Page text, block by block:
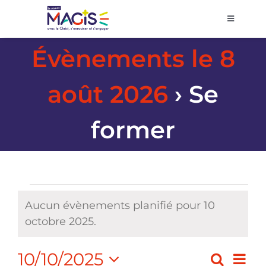
contenu
Toggle
Accueil
Volontariat
Évènements le 8
août 2026 › Se
former
Évènements
for
10
Notice
Aucun évènements planifié pour 10
octobre 2025.
10/10/2025